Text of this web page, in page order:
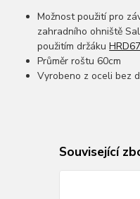
Možnost použití pro
zahradního ohniště
použitím držáku
Průměr roštu 60cm
Vyrobeno z oceli bez
Související